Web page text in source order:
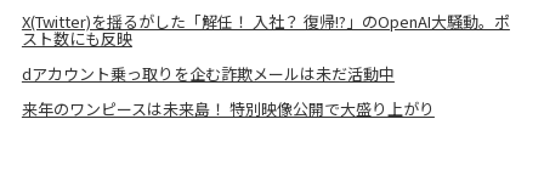
X(Twitter)を揺るがした「解任！ 入社？ 復帰!?」のOpenAI大騒動。ポ
スト数にも反映
dアカウント乗っ取りを企む詐欺メールは未だ活動中
来年のワンピースは未来島！ 特別映像公開で大盛り上がり